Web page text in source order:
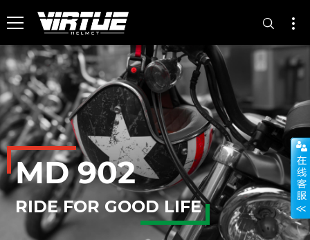
MD 902
RIDE FOR GOOD LIFE